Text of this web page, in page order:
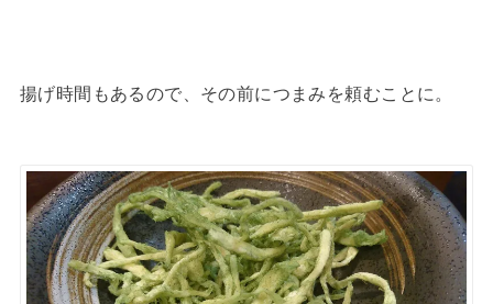
揚げ時間もあるので、その前につまみを頼むことに。